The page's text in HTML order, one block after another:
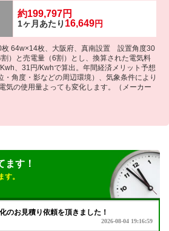
約199,797円
1ヶ月あたり 16,649円
64w×14枚、大阪府、真南設置 設置角度30
）と売電量（6割）とし、換算された電気料
、31円/Kwhで算出。年間経済メリット予想
・角度・影などの周辺環境）、気象条件により
気の使用量よっても変化します。（メーカー
ます！
す。